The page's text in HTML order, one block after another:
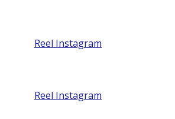
Reel Instagram
Reel Instagram